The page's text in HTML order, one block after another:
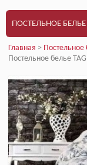
ПОСТЕЛЬНОЕ БЕЛЬЕ
Главная > Постельное
Постельное белье